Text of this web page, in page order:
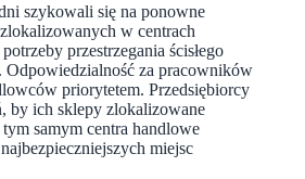
szykowali się na ponowne
w centrach
przestrzegania ścisłego
za pracowników
priorytetem. Przedsiębiorcy
by ich sklepy zlokalizowane
samym centra handlowe
miejsc